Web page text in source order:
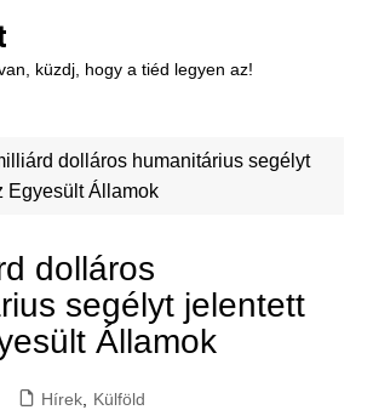
küzdj, hogy a tiéd legyen az!
dolláros humanitárius segélyt
Egyesült Államok
dolláros
segélyt jelentett
Államok
Hírek, Külföld